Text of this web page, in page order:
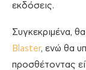
εκδόσεις.
Συγκεκριμένα,
Blaster, ενώ θα
προσθέτοντας